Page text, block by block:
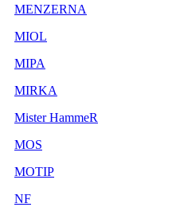
MENZERNA
MIOL
MIPA
MIRKA
Mister HammeR
MOS
MOTIP
NF